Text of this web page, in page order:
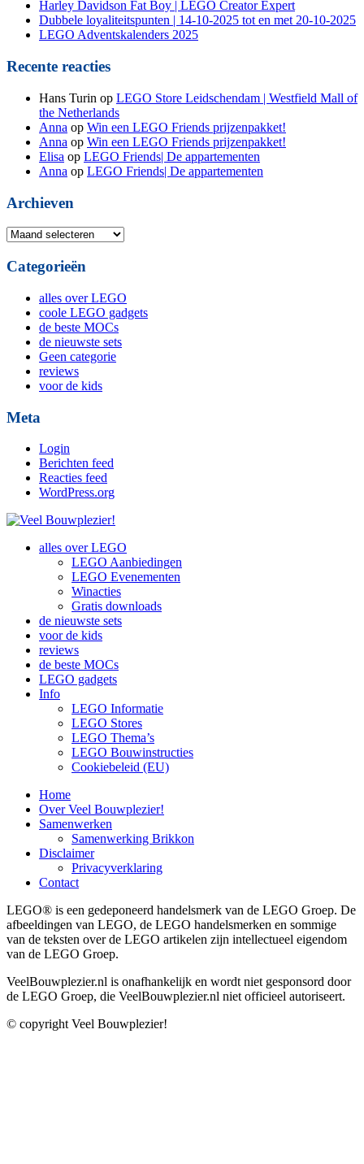
Harley Davidson Fat Boy | LEGO Creator Expert
Dubbele loyaliteitspunten | 14-10-2025 tot en met 20-10-2025
LEGO Adventskalenders 2025
Recente reacties
Hans Turin op LEGO Store Leidschendam | Westfield Mall of
the Netherlands
Anna op Win een LEGO Friends prijzenpakket!
Anna op Win een LEGO Friends prijzenpakket!
Elisa op LEGO Friends| De appartementen
Anna op LEGO Friends| De appartementen
Archieven
Archieven
Categorieën
alles over LEGO
coole LEGO gadgets
de beste MOCs
de nieuwste sets
Geen categorie
reviews
voor de kids
Meta
Login
Berichten feed
Reacties feed
WordPress.org
alles over LEGO
LEGO Aanbiedingen
LEGO Evenementen
Winacties
Gratis downloads
de nieuwste sets
voor de kids
reviews
de beste MOCs
LEGO gadgets
Info
LEGO Informatie
LEGO Stores
LEGO Thema’s
LEGO Bouwinstructies
Cookiebeleid (EU)
Home
Over Veel Bouwplezier!
Samenwerken
Samenwerking Brikkon
Disclaimer
Privacyverklaring
Contact
LEGO® is een gedeponeerd handelsmerk van de LEGO Groep. De
afbeeldingen van LEGO, de LEGO handelsmerken en sommige
van de teksten over de LEGO artikelen zijn intellectueel eigendom
van de LEGO Groep.
VeelBouwplezier.nl is onafhankelijk en wordt niet gesponsord door
de LEGO Groep, die VeelBouwplezier.nl niet officieel autoriseert.
© copyright Veel Bouwplezier!